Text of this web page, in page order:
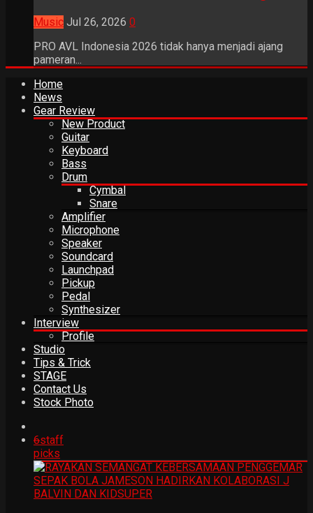
Music Jul 26, 2026 0
PRO AVL Indonesia 2026 tidak hanya menjadi ajang
pameran...
Home
News
Gear Review
New Product
Guitar
Keyboard
Bass
Drum
Cymbal
Snare
Amplifier
Microphone
Speaker
Soundcard
Launchpad
Pickup
Pedal
Synthesizer
Interview
Profile
Studio
Tips & Trick
STAGE
Contact Us
Stock Photo
6staff
picks